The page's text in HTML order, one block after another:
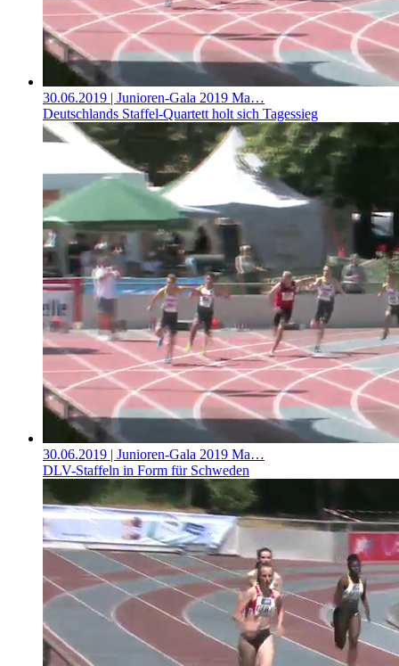
30.06.2019 | Junioren-Gala 2019 Ma…
Deutschlands Staffel-Quartett holt sich Tagessieg
30.06.2019 | Junioren-Gala 2019 Ma…
DLV-Staffeln in Form für Schweden